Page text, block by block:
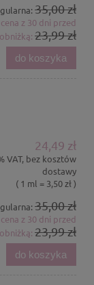
35,00 zł
z 30 dni przed
obniżką: 23,99 zł
do koszyka
24,49 zł
VAT, bez kosztów
dostawy
( 1 ml = 3,50 zł )
35,00 zł
z 30 dni przed
obniżką: 23,99 zł
do koszyka